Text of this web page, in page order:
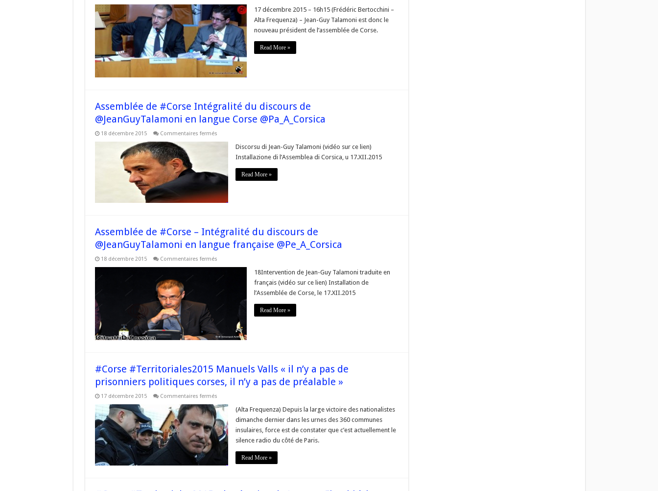
Election
de
@JeanGuyTalamoni
à
la
Présidence
de
l’Assemblée
de
#Corse,
et
discours
17 décembre 2015 – 16h15 (Frédéric Bertocchini –
Alta Frequenza) – Jean-Guy Talamoni est donc le
nouveau président de l’assemblée de Corse.
Read More »
Assemblée de #Corse Intégralité du discours de
@JeanGuyTalamoni en langue Corse @Pa_A_Corsica
18 décembre 2015 Commentaires ferméssur
Intégralité
discours
de
@JeanGuyTalamoni
en
langue
Corse
Discorsu di Jean-Guy Talamoni (vidéo sur ce lien)
Installazione di l’Assemblea di Corsica, u 17.XII.2015
Read More »
Assemblée de #Corse – Intégralité du discours de
@JeanGuyTalamoni en langue française @Pe_A_Corsica
18 décembre 2015 Commentaires ferméssur
@JeanGuyTalamoni
en
langue
française
@Pe_A_Corsica
18Intervention de Jean-Guy Talamoni traduite en
français (vidéo sur ce lien) Installation de
l’Assemblée de Corse, le 17.XII.2015
Read More »
#Corse #Territoriales2015 Manuels Valls « il n’y a pas de
prisonniers politiques corses, il n’y a pas de préalable »
17 décembre 2015 Commentaires ferméssur
#Territoriales2015
Manuels
Valls
« il
n’y
a
de
prisonniers
politiques
(Alta Frequenza) Depuis la large victoire des nationalistes
dimanche dernier dans les urnes des 360 communes
insulaires, force est de constater que c’est actuellement le
silence radio du côté de Paris.
Read More »